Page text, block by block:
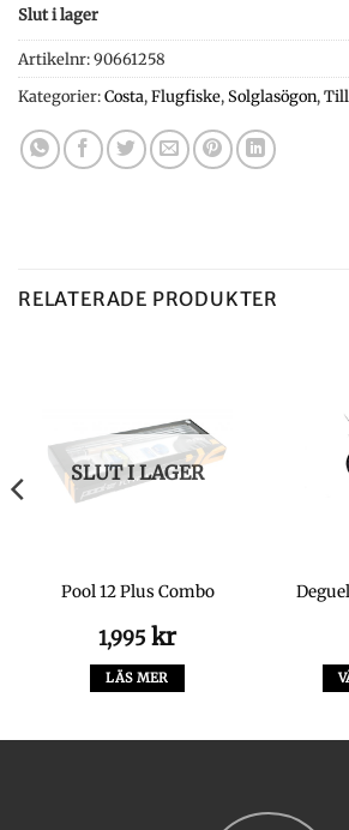
Slut i lager
Artikelnr:90661258
Kategorier:Costa,Flugfiske,Solglasögon,
RELATERADE PRODUKTER
SLUT I LAGER
Pool 12 Plus Combo
1,995 kr
LÄS MER